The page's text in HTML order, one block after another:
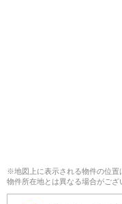
※地図上に表示される物件の位置
物件所在地とは異なる場合がござ